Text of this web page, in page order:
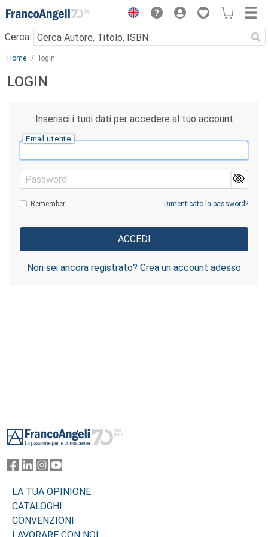
Menu
Cerca:
Main content
Home login
LOGIN
Inserisci i tuoi dati per accedere al tuo account
Email utente
Password
Remember Dimenticato la password?
Non sei ancora registrato? Crea un account adesso
LA TUA OPINIONE
CATALOGHI
CONVENZIONI